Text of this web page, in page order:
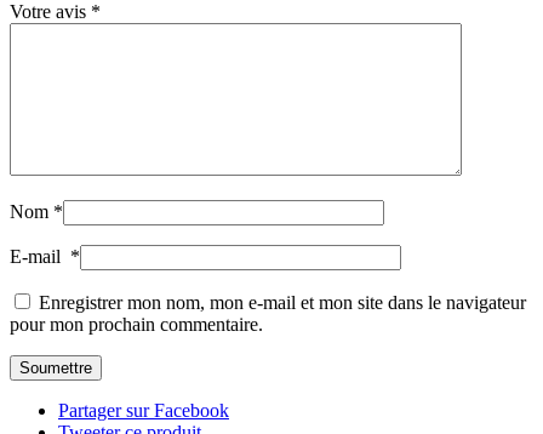
Votre avis *
Nom *
E-mail *
Enregistrer mon nom, mon e-mail et mon site dans le navigateur
pour mon prochain commentaire.
Partager sur Facebook